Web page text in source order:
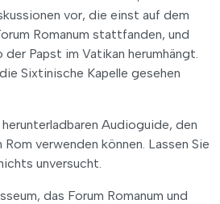
vor, die einst auf dem
Romanum stattfanden, und
der Papst im Vatikan herumhängt.
Sixtinische Kapelle gesehen
Audioguide, den
Rom verwenden können. Lassen Sie
unversucht.
das Forum Romanum und